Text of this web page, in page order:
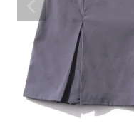
スタイリング
ニュース・特集
ランキング
お問い合わせ